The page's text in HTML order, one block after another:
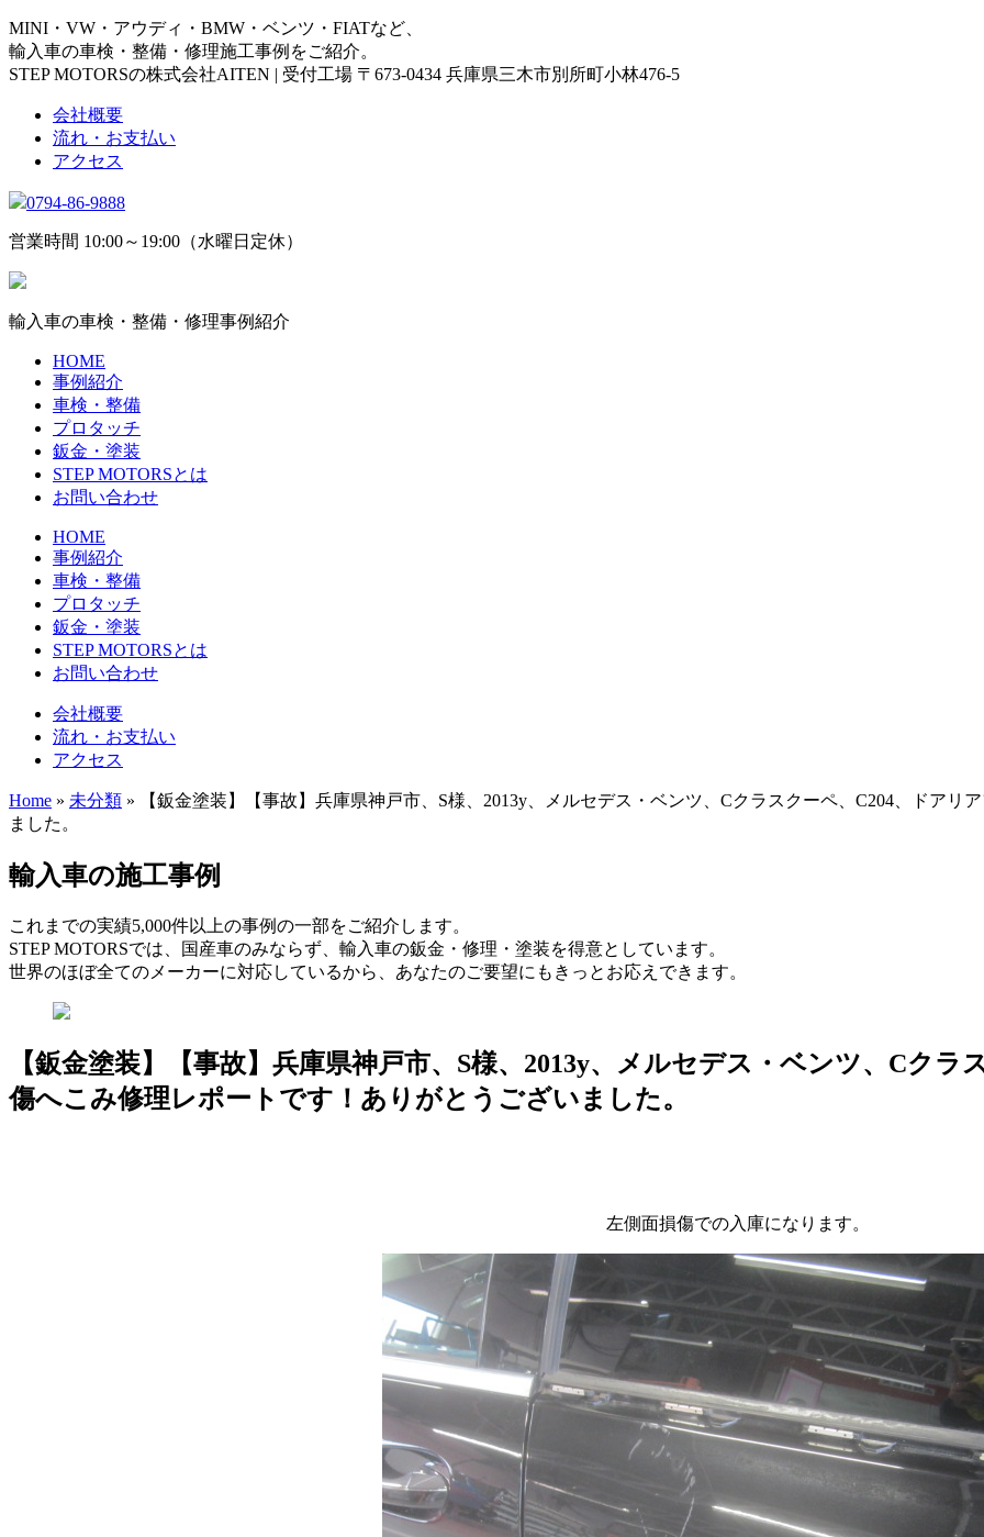
MINI・VW・アウディ・BMW・ベンツ・FIATなど、
輸入車の車検・整備・修理施工事例をご紹介。
STEP MOTORSの株式会社AITEN | 受付工場 〒673-0434 兵庫県三木市別所町小林476-5
会社概要
流れ・お支払い
アクセス
0794-86-9888
営業時間 10:00～19:00（水曜日定休）
輸入車の車検・整備・修理事例紹介
HOME
事例紹介
車検・整備
プロタッチ
鈑金・塗装
STEP MOTORSとは
お問い合わせ
HOME
事例紹介
車検・整備
プロタッチ
鈑金・塗装
STEP MOTORSとは
お問い合わせ
会社概要
流れ・お支払い
アクセス
Home » 未分類 » 【鈑金塗装】【事故】兵庫県神戸市、S様、2013y、メルセデス・ベンツ、Cクラスクーペ、C204、ドア
ました。
輸入車の施工事例
これまでの実績5,000件以上の事例の一部をご紹介します。
STEP MOTORSでは、国産車のみならず、輸入車の鈑金・修理・塗装を得意としています。
世界のほぼ全てのメーカーに対応しているから、あなたのご要望にもきっとお応えできます。
【鈑金塗装】【事故】兵庫県神戸市、S様、2013y、メルセデス・ベンツ、Cク
傷へこみ修理レポートです！ありがとうございました。
左側面損傷での入庫になります。